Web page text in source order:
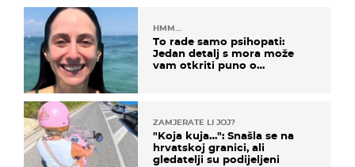
HMM…
To rade samo psihopati:
Jedan detalj s mora može
vam otkriti puno o
ZAMJERATE LI JOJ?
"Koja kuja…": Snašla se na
hrvatskoj granici, ali
gledatelji su podijeljeni